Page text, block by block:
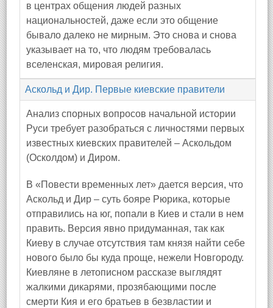
в центрах общения людей разных
национальностей, даже если это общение
бывало далеко не мирным. Это снова и снова
указывает на то, что людям требовалась
вселенская, мировая религия.
Аскольд и Дир. Первые киевские правители
Анализ спорных вопросов начальной истории
Руси требует разобраться с личностями первых
известных киевских правителей – Аскольдом
(Осколдом) и Диром.
В «Повести временных лет» дается версия, что
Аскольд и Дир – суть бояре Рюрика, которые
отправились на юг, попали в Киев и стали в нем
править. Версия явно придуманная, так как
Киеву в случае отсутствия там князя найти себе
нового было бы куда проще, нежели Новгороду.
Киевляне в летописном рассказе выглядят
жалкими дикарями, прозябающими после
смерти Кия и его братьев в безвластии и